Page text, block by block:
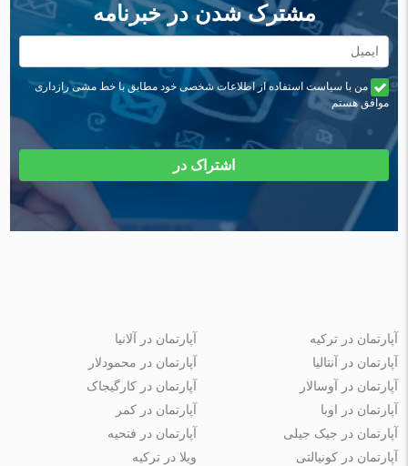
مشترک شدن در خبرنامه
من با سیاست استفاده از اطلاعات شخصی خود مطابق با خط مشی رازداری
موافق هستم
اشتراک در
آپارتمان در ترکیه
آپارتمان در آنتالیا
آپارتمان در آوسالار
آپارتمان در اوبا
آپارتمان در جیک جیلی
آپارتمان در آلانیا
آپارتمان در محمودلار
آپارتمان در کارگیجاک
آپارتمان در کمر
آپارتمان در فتحیه
آپارتمان در کونیالتی
ویلا در ترکیه